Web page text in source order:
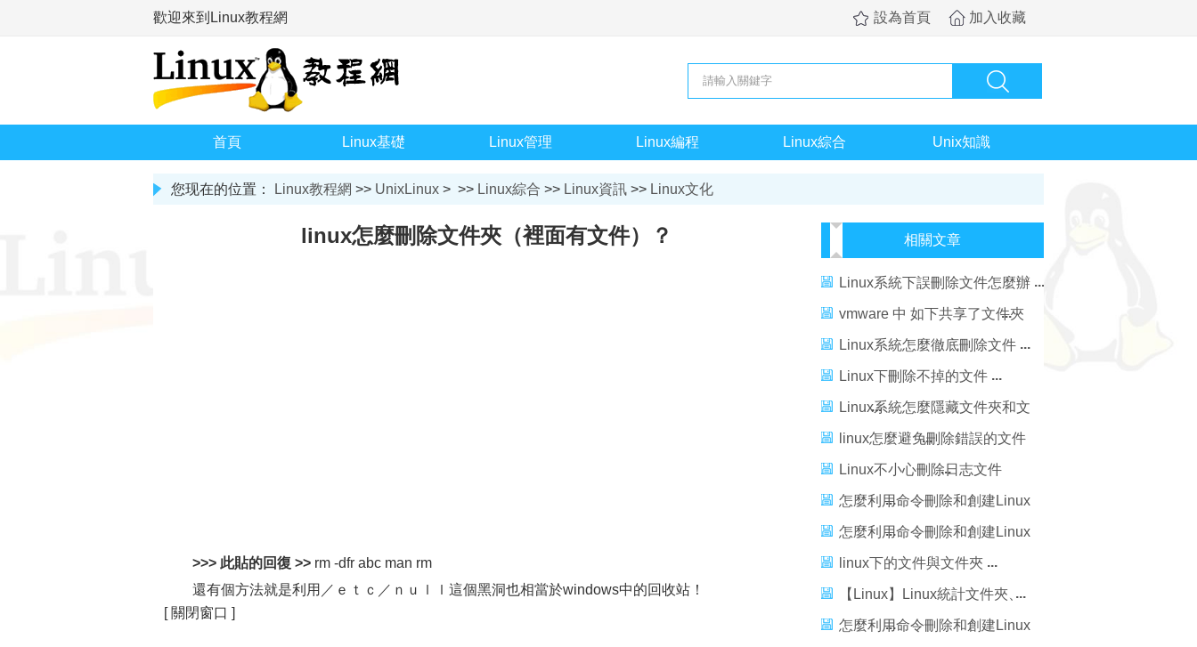
歡迎來到Linux教程網 設為首頁 加入收藏
首頁 Linux基礎 Linux管理 Linux編程 Linux綜合 Unix知識
您现在的位置： Linux教程網 >> UnixLinux > >> Linux綜合 >> Linux資訊 >> Linux文化
linux怎麼刪除文件夾（裡面有文件）？
>>> 此貼的回復 >> rm -dfr abc man rm
還有個方法就是利用／ｅｔｃ／ｎｕｌｌ這個黑洞也相當於windows中的回收站！
[ 關閉窗口 ]
相關文章
Linux系統下誤刪除文件怎麼辦
vmware 中 如下共享了文件夾
可是在linux下怎麼用啊？
Linux系統怎麼徹底刪除文件
Linux下刪除不掉的文件
Linux系統怎麼隱藏文件夾和文
件？
linux怎麼避免刪除錯誤的文件
和恢復文件?
Linux不小心刪除日志文件
syslog怎麼辦？
怎麼利用命令刪除和創建Linux
文件夾
怎麼利用命令刪除和創建Linux
文件夾
linux下的文件與文件夾
【Linux】Linux統計文件夾、
文件數量的命令，linux統計
怎麼利用命令刪除和創建Linux